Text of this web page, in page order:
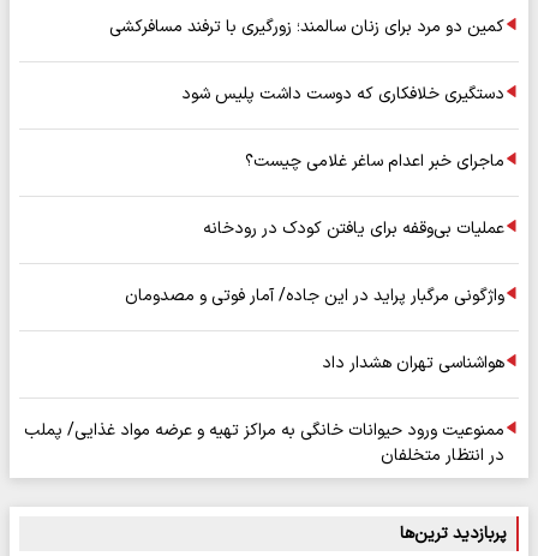
کمین دو مرد برای زنان سالمند؛ زورگیری با ترفند مسافرکشی
دستگیری خلافکاری که دوست داشت پلیس شود
ماجرای خبر اعدام ساغر غلامی چیست؟
عملیات بی‌وقفه برای یافتن کودک در رودخانه
واژگونی مرگبار پراید در این جاده/ آمار فوتی و مصدومان
هواشناسی تهران هشدار داد
ممنوعیت ورود حیوانات خانگی به مراکز تهیه و عرضه مواد غذایی/ پملب
در انتظار متخلفان
پربازدید ترین‌ها